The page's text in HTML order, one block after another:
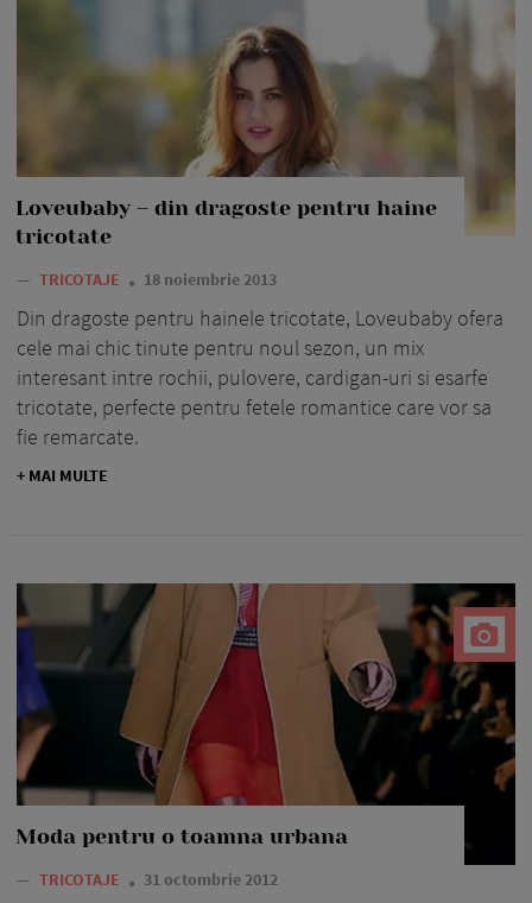
Loveubaby – din dragoste pentru haine
tricotate
— TRICOTAJE 18 noiembrie 2013
Din dragoste pentru hainele tricotate, Loveubaby ofera
cele mai chic tinute pentru noul sezon, un mix
interesant intre rochii, pulovere, cardigan-uri si esarfe
tricotate, perfecte pentru fetele romantice care vor sa
fie remarcate.
+ MAI MULTE
Moda pentru o toamna urbana
— TRICOTAJE 31 octombrie 2012